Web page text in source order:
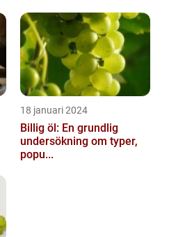
18 januari 2024
Billig öl: En grundlig
undersökning om typer,
popu...